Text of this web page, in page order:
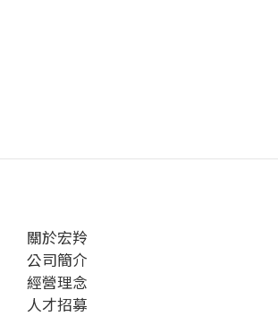
關於宏羚
公司簡介
經營理念
人才招募